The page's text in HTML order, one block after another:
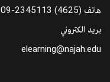
هاتف 09-2345113 (4625)
بريد الكتروني
elearning@najah.edu